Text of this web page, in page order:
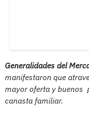
Generalidades del
manifestaron que
mayor oferta y buenos
canasta familiar.